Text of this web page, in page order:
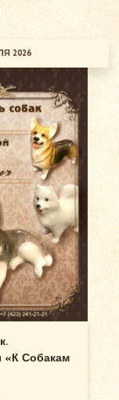
2026
Собакам